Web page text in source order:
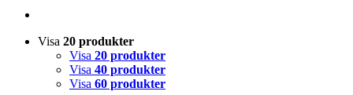
Visa 20 produkter
Visa 20 produkter
Visa 40 produkter
Visa 60 produkter